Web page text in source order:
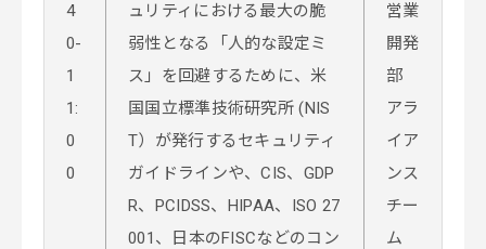
4
0-
1
1:
0
0
ュリティにおける最大の脆
弱性となる「人的な設定ミ
ス」を回避するために、米
国国立標準技術研究所 (NIS
T）が発行するセキュリティ
ガイドラインや、CIS、GDP
R、PCIDSS、HIPAA、ISO 27
001、日本のFISCなどのコン
営業
開発
部
アラ
イア
ンス
チー
ム